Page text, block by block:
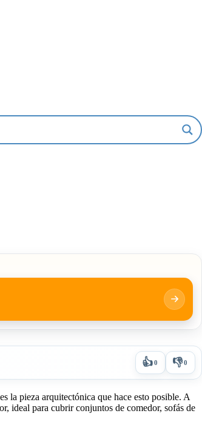
👍0 👎0
la pieza arquitectónica que hace esto posible. A
ideal para cubrir conjuntos de comedor, sofás de